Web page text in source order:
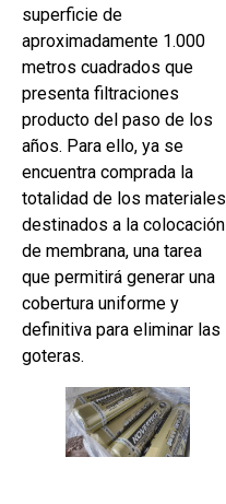
superficie de
aproximadamente 1.000
metros cuadrados que
presenta filtraciones
producto del paso de los
años. Para ello, ya se
encuentra comprada la
totalidad de los materiales
destinados a la colocación
de membrana, una tarea
que permitirá generar una
cobertura uniforme y
definitiva para eliminar las
goteras.